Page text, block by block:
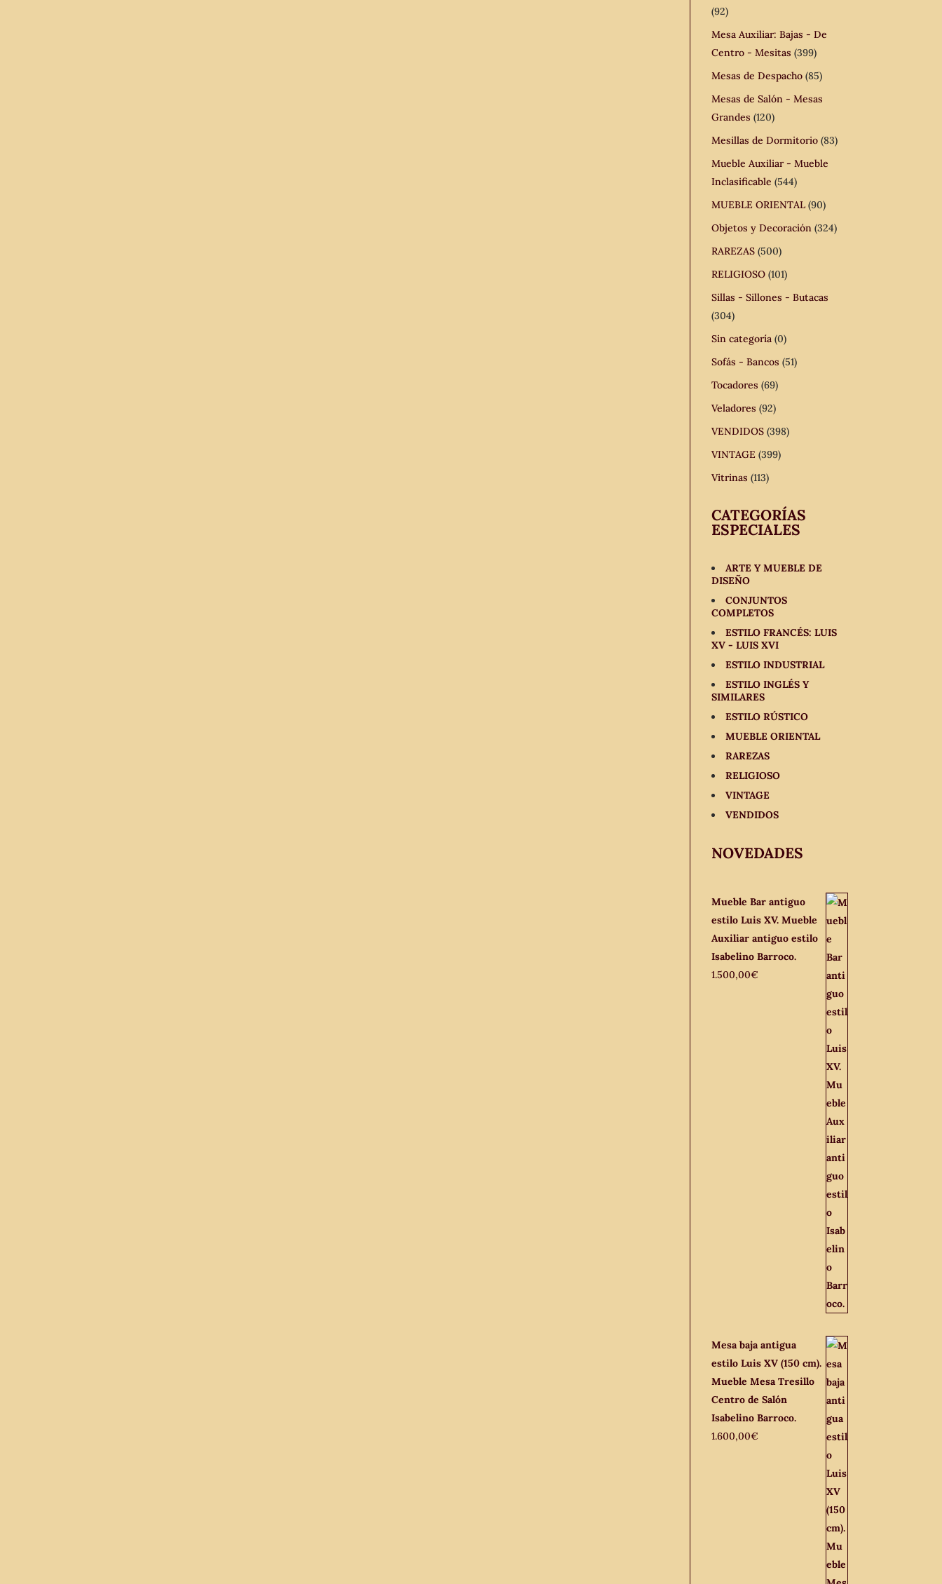
(92)
Mesa Auxiliar: Bajas - De
Centro - Mesitas (399)
Mesas de Despacho (85)
Mesas de Salón - Mesas
Grandes (120)
Mesillas de Dormitorio (83)
Mueble Auxiliar - Mueble
Inclasificable (544)
MUEBLE ORIENTAL (90)
Objetos y Decoración (324)
RAREZAS (500)
RELIGIOSO (101)
Sillas - Sillones - Butacas
(304)
Sin categoría (0)
Sofás - Bancos (51)
Tocadores (69)
Veladores (92)
VENDIDOS (398)
VINTAGE (399)
Vitrinas (113)
CATEGORÍAS
ESPECIALES
ARTE Y MUEBLE DE
DISEÑO
CONJUNTOS
COMPLETOS
ESTILO FRANCÉS: LUIS
XV - LUIS XVI
ESTILO INDUSTRIAL
ESTILO INGLÉS Y
SIMILARES
ESTILO RÚSTICO
MUEBLE ORIENTAL
RAREZAS
RELIGIOSO
VINTAGE
VENDIDOS
NOVEDADES
Mueble Bar antiguo
estilo Luis XV. Mueble
Auxiliar antiguo estilo
Isabelino Barroco.
1.500,00€
Mesa baja antigua
estilo Luis XV (150 cm).
Mueble Mesa Tresillo
Centro de Salón
Isabelino Barroco.
1.600,00€